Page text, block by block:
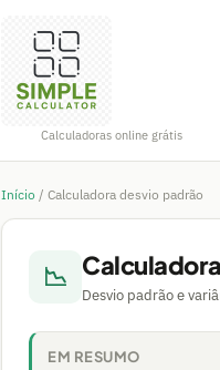
Calculadoras online grátis
Início / Calculadora desvio padrão
📉
Desvio padrão e
EM RESUMO